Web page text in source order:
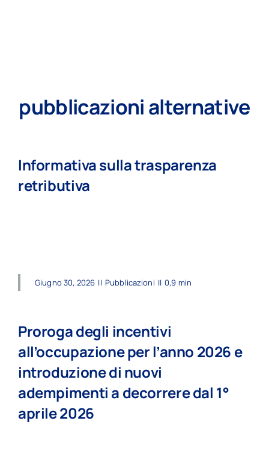
pubblicazioni alternative
Informativa sulla trasparenza
retributiva
Giugno 30, 2026 || Pubblicazioni || 0,9 min
Proroga degli incentivi
all’occupazione per l’anno 2026 e
introduzione di nuovi
adempimenti a decorrere dal 1°
aprile 2026